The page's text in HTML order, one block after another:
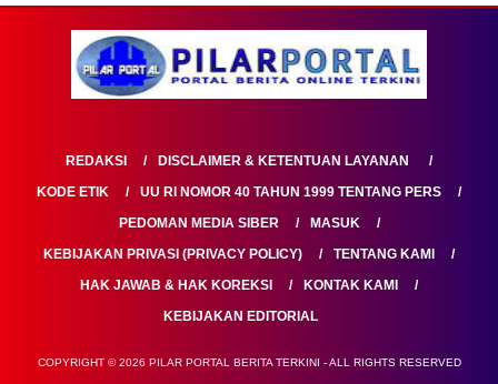
REDAKSI
DISCLAIMER & KETENTUAN LAYANAN
KODE ETIK
UU RI NOMOR 40 TAHUN 1999 TENTANG PERS
PEDOMAN MEDIA SIBER
MASUK
KEBIJAKAN PRIVASI (PRIVACY POLICY)
TENTANG KAMI
HAK JAWAB & HAK KOREKSI
KONTAK KAMI
KEBIJAKAN EDITORIAL
COPYRIGHT © 2026 PILAR PORTAL BERITA TERKINI - ALL RIGHTS RESERVED